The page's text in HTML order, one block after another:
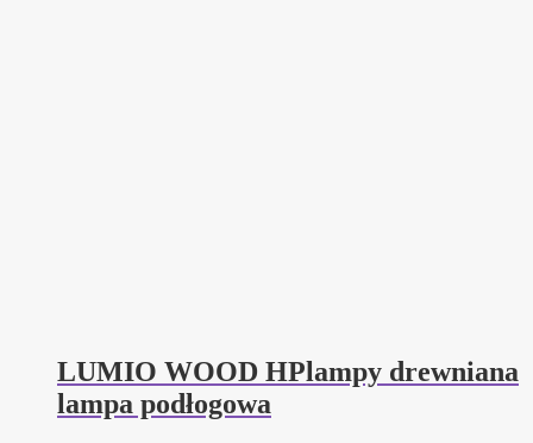
LUMIO WOOD HPlampy drewniana
lampa podłogowa